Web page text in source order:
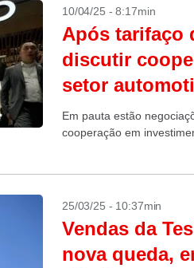
10/04/25 - 8:17min
Após tarifaço
discutir
setor
Em pauta estão
cooperação em
25/03/25 - 10:37min
Vendas da
nova queda,